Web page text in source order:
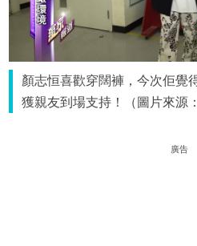
顏志恒喜歡穿闊褲，今次佢覺
獲親友到場支持！（圖片來源
廣告